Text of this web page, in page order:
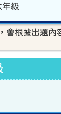
年級
會根據出題內